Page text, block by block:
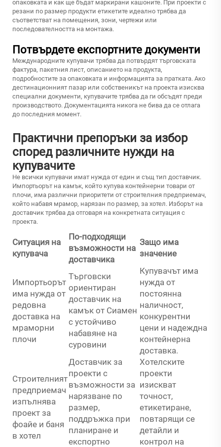
опаковката и как ще бъдат маркирани кашоните. При проекти с
резани по размер продукти етикетите идеално трябва да
съответстват на помещения, зони, чертежи или
последователността на монтажа.
Потвърдете експортните документи
Международните купувачи трябва да потвърдят търговската
фактура, пакетния лист, описанието на продукта,
подробностите за опаковката и информацията за пратката. Ако
дестинационният пазар или собственикът на проекта изисква
специални документи, купувачите трябва да ги обсъдят преди
производството. Документацията никога не бива да се отлага
до последния момент.
Практични препоръки за избор
според различните нужди на
купувачите
Не всички купувачи имат нужда от един и същ тип доставчик.
Импортьорът на камък, който купува контейнерни товари от
плочи, има различни приоритети от строителния предприемач,
който набавя мрамор, нарязан по размер, за хотел. Изборът на
доставчик трябва да отговаря на конкретната ситуация с
проекта.
Ситуация на
купувача
По-подходящи
възможности на
доставчика
Защо има
значение
Импортьорът
има нужда от
редовна
доставка на
мраморни
плочи
Търговски
ориентиран
доставчик на
камък от Сиамен
с устойчиво
набавяне на
суровини
Купувачът има
нужда от
постоянна
наличност,
конкурентни
цени и надеждна
контейнерна
доставка.
Строителният
предприемач
изпълнява
проект за
фоайе и баня
в хотел
Доставчик за
проекти с
възможности за
нарязване по
размер,
поддръжка при
планиране и
експортно
Хотелските
проекти
изискват
точност,
етикетиране,
повтарящи се
детайли и
контрол на